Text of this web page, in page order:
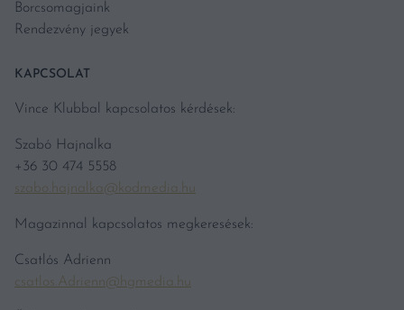
Borcsomagjaink
Rendezvény jegyek
KAPCSOLAT
Vince Klubbal kapcsolatos kérdések:
Szabó Hajnalka
+36 30 474 5558
szabo.hajnalka@kodmedia.hu
Magazinnal kapcsolatos megkeresések:
Csatlós Adrienn
csatlos.Adrienn@hgmedia.hu